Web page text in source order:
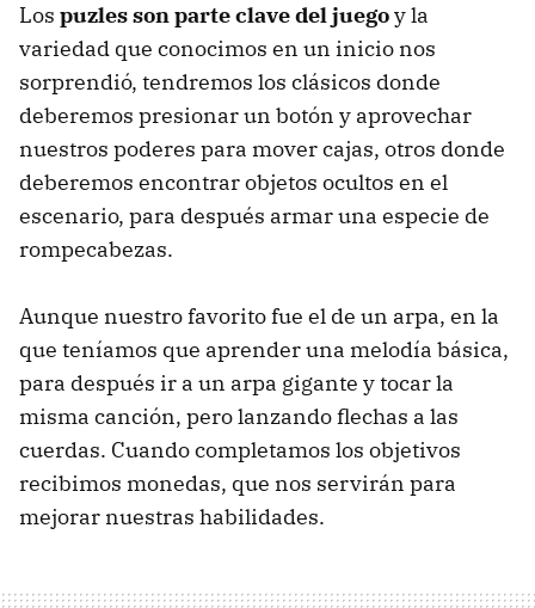
Los puzles son parte clave del juegoy la
variedad que conocimos en un inicio nos
sorprendió, tendremos los clásicos donde
deberemos presionar un botón y aprovechar
nuestros poderes para mover cajas, otros donde
deberemos encontrar objetos ocultos en el
escenario, para después armar una especie de
rompecabezas.
Aunque nuestro favorito fue el de un arpa, en la
que teníamos que aprender una melodía básica,
para después ir a un arpa gigante y tocar la
misma canción, pero lanzando flechas a las
cuerdas. Cuando completamos los objetivos
recibimos monedas, que nos servirán para
mejorar nuestras habilidades.